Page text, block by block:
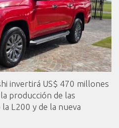
invertirá US$ 470 millones
producción de las
L200 y de la nueva